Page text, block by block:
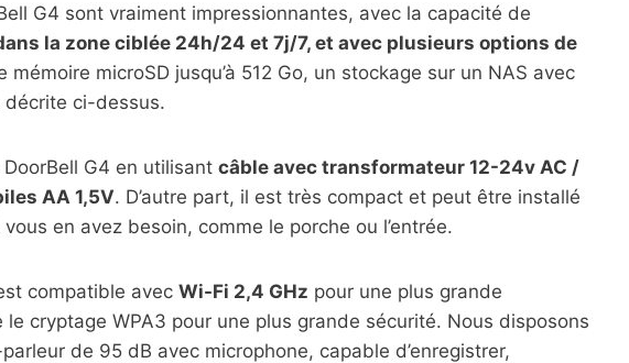
G4 sont vraiment impressionnantes, avec la capacité de
la zone ciblée 24h/24 et 7j/7, et avec plusieurs options de
mémoire microSD jusqu’à 512 Go, un stockage sur un NAS avec
décrite ci-dessus.
DoorBell G4 en utilisant câble avec transformateur 12-24v AC /
AA 1,5V. D’autre part, il est très compact et peut être installé
en avez besoin, comme le porche ou l’entrée.
compatible avec Wi-Fi 2,4 GHz pour une plus grande
cryptage WPA3 pour une plus grande sécurité. Nous disposons
de 95 dB avec microphone, capable d’enregistrer,